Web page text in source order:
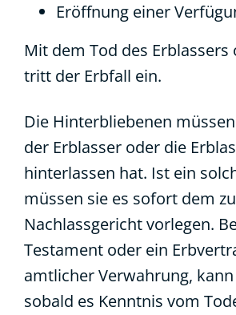
Eröffnung einer
Mit dem Tod des
tritt der Erbfall ein.
Die Hinterbliebenen
der Erblasser oder die
hinterlassen hat. Ist ein
müssen sie es sofort dem
Nachlassgericht vorlegen.
Testament oder ein
amtlicher Verwahrung,
sobald es Kenntnis vom